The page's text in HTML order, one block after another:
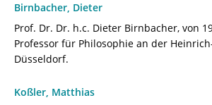
Birnbacher, Dieter
Prof. Dr. Dr. h.c. Dieter Birnbacher, von
Professor für Philosophie an der
Düsseldorf.
Koßler, Matthias